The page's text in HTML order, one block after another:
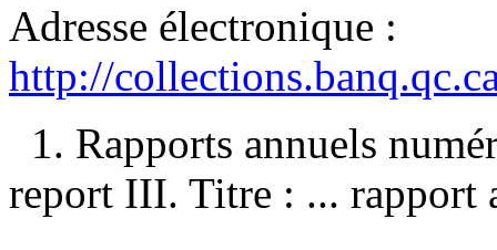
Adresse électronique :
http://
1. Rapports annuels
report III. Titre : ... rapport